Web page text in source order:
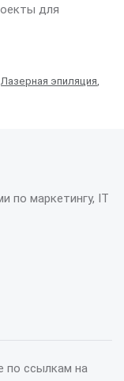
для
Лазерная эпиляция,
по маркетингу, IT
по ссылкам на